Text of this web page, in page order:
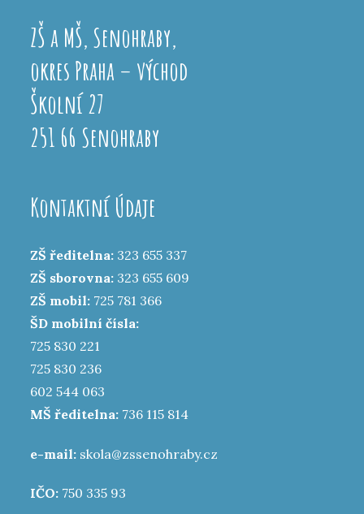
ZŠ a MŠ, Senohraby,
okres Praha – východ
Školní 27
251 66 Senohraby
Kontaktní Údaje
ZŠ ředitelna: 323 655 337
ZŠ sborovna: 323 655 609
ZŠ mobil: 725 781 366
ŠD mobilní čísla:
725 830 221
725 830 236
602 544 063
MŠ ředitelna: 736 115 814
e-mail: skola@zssenohraby.cz
IČO: 750 335 93